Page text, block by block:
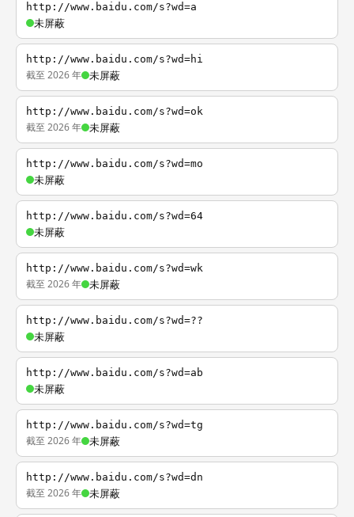
http://www.baidu.com/s?wd=a
未屏蔽
http://www.baidu.com/s?wd=hi
截至 2026 年 未屏蔽
http://www.baidu.com/s?wd=ok
截至 2026 年 未屏蔽
http://www.baidu.com/s?wd=mo
未屏蔽
http://www.baidu.com/s?wd=64
未屏蔽
http://www.baidu.com/s?wd=wk
截至 2026 年 未屏蔽
http://www.baidu.com/s?wd=??
未屏蔽
http://www.baidu.com/s?wd=ab
未屏蔽
http://www.baidu.com/s?wd=tg
截至 2026 年 未屏蔽
http://www.baidu.com/s?wd=dn
截至 2026 年 未屏蔽